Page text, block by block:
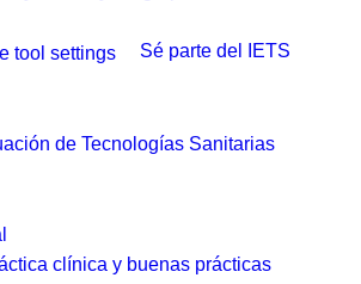
Sé parte del IETS
de Tecnologías Sanitarias
clínica y buenas prácticas